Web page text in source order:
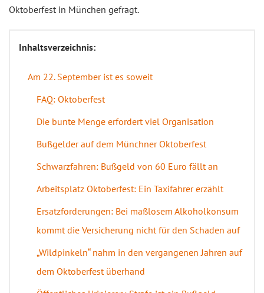
Oktoberfest in München gefragt.
Inhaltsverzeichnis:
Am 22. September ist es soweit
FAQ: Oktoberfest
Die bunte Menge erfordert viel Organisation
Bußgelder auf dem Münchner Oktoberfest
Schwarzfahren: Bußgeld von 60 Euro fällt an
Arbeitsplatz Oktoberfest: Ein Taxifahrer erzählt
Ersatzforderungen: Bei maßlosem Alkoholkonsum
kommt die Versicherung nicht für den Schaden auf
„Wildpinkeln“ nahm in den vergangenen Jahren auf
dem Oktoberfest überhand